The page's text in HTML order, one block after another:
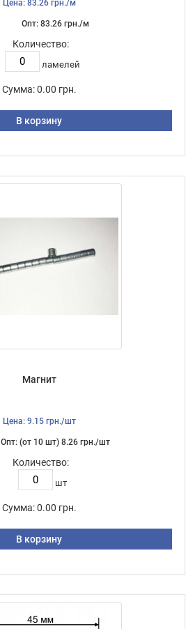
Цена: 83.26 грн./м
Опт: 83.26 грн./м
Количество:
ламелей
Сумма: 0.00 грн.
В корзину
Магнит
Цена: 9.15 грн./шт
Опт: (от 10 шт) 8.26 грн./шт
Количество:
шт
Сумма: 0.00 грн.
В корзину